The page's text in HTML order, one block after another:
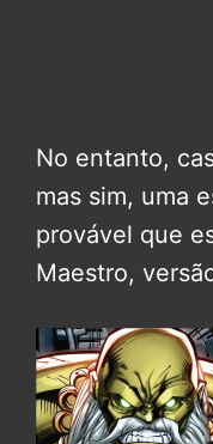
No entanto,
mas sim, uma
provável que
Maestro,